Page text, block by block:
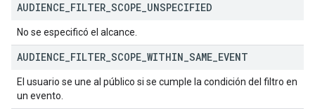
AUDIENCE FILTER SCOPE UNSPECIFIED
No se especificó el alcance.
AUDIENCE FILTER SCOPE WITHIN SAME EVENT
El usuario se une al público si se cumple la condición del filtro en
un evento.